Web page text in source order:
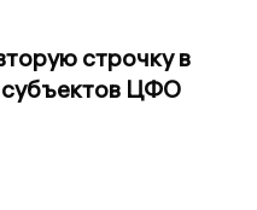
строчку в
субъектов ЦФО